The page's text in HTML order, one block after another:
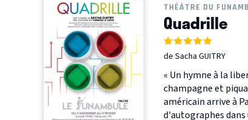
THÉÂTRE DU
Quadrille
de Sacha GUITRY
« Un hymne à la
champagne et
américain arrive à
d'autographes dans